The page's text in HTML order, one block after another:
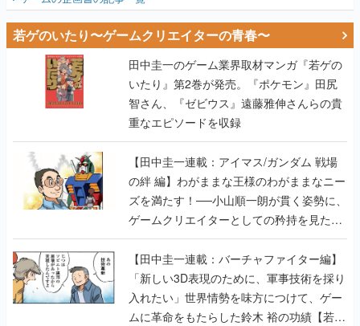
若ゲのいたり〜ゲームクリエイターの青春〜
田中圭一のゲーム業界取材マンガ『若ゲの
いたり』第2巻が発売。『ポケモン』田尻
智さん、『ゼビウス』遠藤雅伸さんらの貴
重なエピソードを収録
【田中圭一連載：アイマス/ガンダム 戦場
の絆 編】わがままな王様のわがままなニー
ズを満たす！──小山順一朗が貫く姿勢に、
ゲームクリエイターとしての矜持を見た
【若ゲのいたり最終回】
【田中圭一連載：バーチャファイター編】
「新しい3D表現のために、軍事技術を採り
入れたい」世界情勢を味方につけて、ゲー
ムに革命をもたらした鈴木 裕の功績【若ゲ